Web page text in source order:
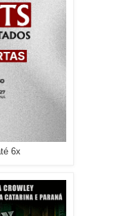
6x